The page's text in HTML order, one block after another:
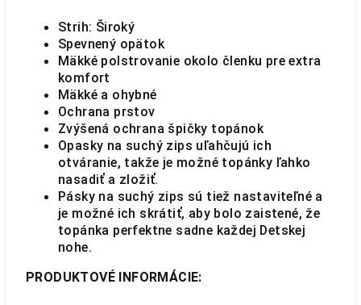
Strih: Široký
Spevnený opätok
Mäkké polstrovanie okolo členku pre extra
komfort
Mäkké a ohybné
Ochrana prstov
Zvýšená ochrana špičky topánok
Opasky na suchý zips uľahčujú ich
otváranie, takže je možné topánky ľahko
nasadiť a zložiť.
Pásky na suchý zips sú tiež nastaviteľné a
je možné ich skrátiť, aby bolo zaistené, že
topánka perfektne sadne každej Detskej
nohe.
PRODUKTOVÉ INFORMÁCIE: